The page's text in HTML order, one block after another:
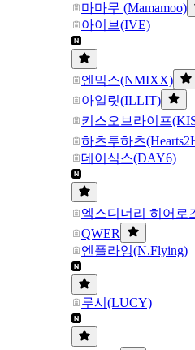
마마무 (Mamamoo)
아이브(IVE)
엔믹스(NMIXX)
아일릿(ILLIT)
키스오브라이프
하츠투하츠
데이식스(DAY6)
엑스디너리 히어로
QWER
엔플라잉(N.Flying)
루시(LUCY)